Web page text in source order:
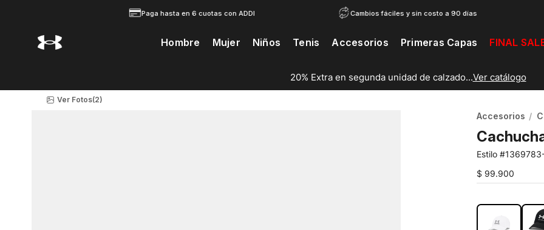
Paga hasta en 6 cuotas con ADDI Cambios fáciles y sin costo a 90 días
Hombre Mujer Niños Tenis Accesorios Primeras Capas FINAL
20% Extra en segunda unidad de calzado...Ver catálogo
Ver Fotos(2)
Accesorios
$ 99.900